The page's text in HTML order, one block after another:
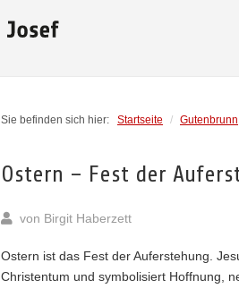
Sie befinden sich hier: Startseite / Gutenbrunn
Ostern – Fest der
von Birgit Haberzett
Ostern ist das Fest der Auferstehung.
Christentum und symbolisiert Hoffnung,